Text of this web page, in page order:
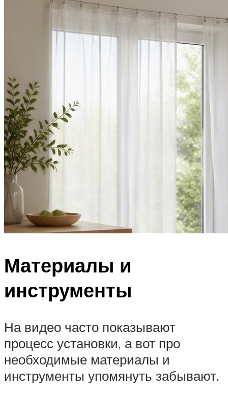
Материалы и
инструменты
На видео часто показывают
процесс установки, а вот про
необходимые материалы и
инструменты упомянуть забывают.